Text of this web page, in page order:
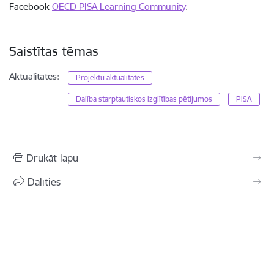
Facebook OECD PISA Learning Community.
Saistītas tēmas
Aktualitātes: Projektu aktualitātes
Dalība starptautiskos izglītības pētījumos PISA
Drukāt lapu
Dalīties